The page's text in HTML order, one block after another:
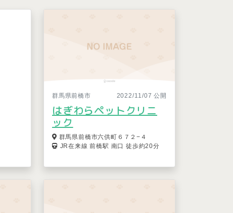
群馬県前橋市 2022/11/07 公開
はぎわらペットクリニ
ック
群馬県前橋市六供町６７２−４
JR在来線 前橋駅 南口 徒歩約20分